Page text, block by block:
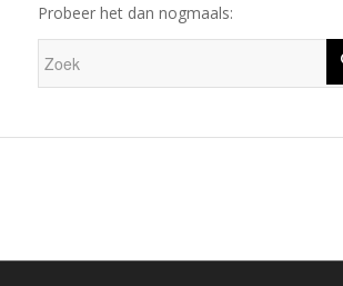
Probeer het dan nogmaals: